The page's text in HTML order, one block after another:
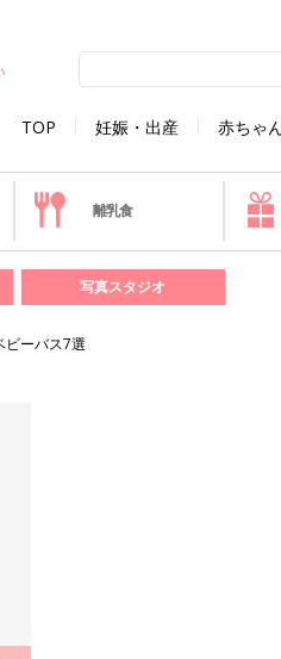
TOP 妊娠・出産 赤ちゃ
離乳食
写真スタジオ
ビーバス7選